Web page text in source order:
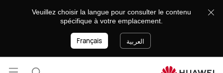
Veuillez choisir la langue pour consulter le contenu
spécifique à votre emplacement.
العربية Français